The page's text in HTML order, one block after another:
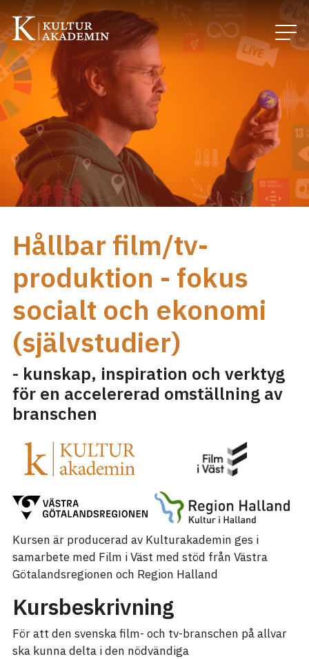
Hållbar film/tv-
produktion - fokus
socialt och ekonomi
(självstudier)
- kunskap, inspiration och verktyg
för en accelererad omställning av
branschen
Kursen är producerad av Kulturakademin ges i
samarbete med Film i Väst med stöd från Västra
Götalandsregionen och Region Halland
Kursbeskrivning
För att den svenska film- och tv-branschen på allvar
ska kunna delta i den nödvändiga